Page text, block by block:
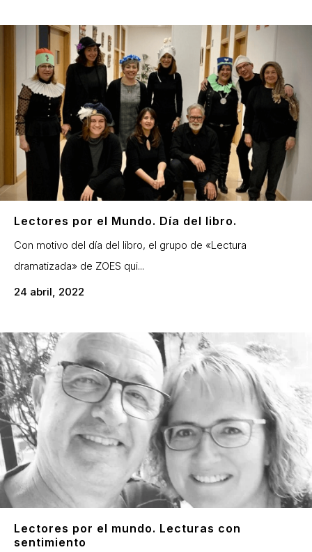
Lectores por el Mundo. Día del libro.
Con motivo del día del libro, el grupo de «Lectura
dramatizada» de ZOES qui...
24 abril, 2022
Lectores por el mundo. Lecturas con
sentimiento